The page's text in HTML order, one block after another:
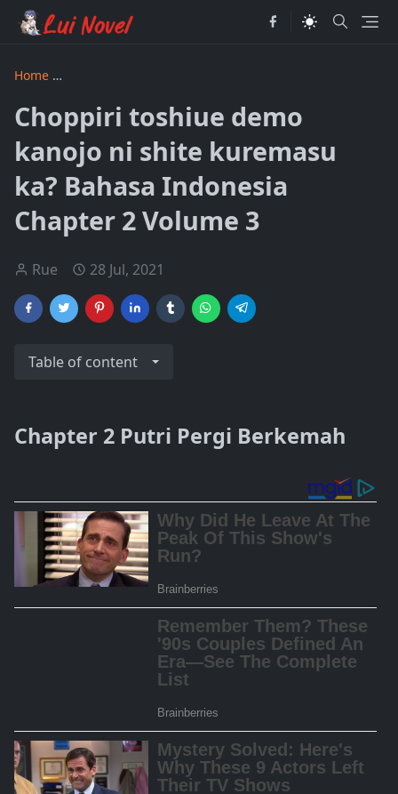
Home
Choppiri toshiue demo
kanojo ni shite kuremasu
ka? Bahasa Indonesia
Chapter 2 Volume 3
Rue 28 Jul, 2021
Table of content
Chapter 2 Putri Pergi Berkemah